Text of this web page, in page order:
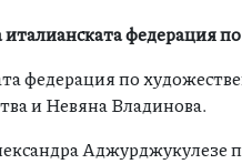
федерация
федерация по
и Невяна Владинова.